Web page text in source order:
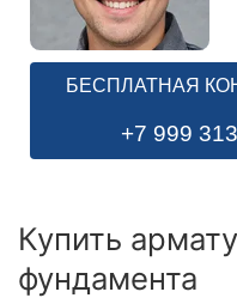
БЕСПЛАТНАЯ
+7 999
Купить
фундамента